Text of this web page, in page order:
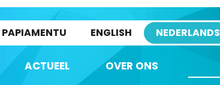
PAPIAMENTU ENGLISH NEDERLANDS
ACTUEEL OVER ONS